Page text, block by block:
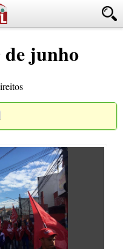
de junho